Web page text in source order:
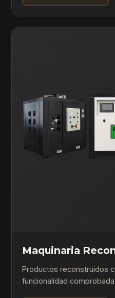
Maquinaria
Productos reconstruidos
funcionalidad comprobada.